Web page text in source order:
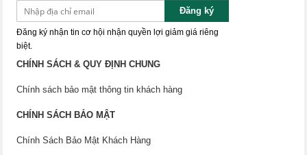
Đăng ký
Đăng ký nhận tin cơ hội nhận quyền lợi giảm giá riêng
biệt.
CHÍNH SÁCH & QUY ĐỊNH CHUNG
Chính sách bảo mật thông tin khách hàng
CHÍNH SÁCH BẢO MẬT
Chính Sách Bảo Mật Khách Hàng